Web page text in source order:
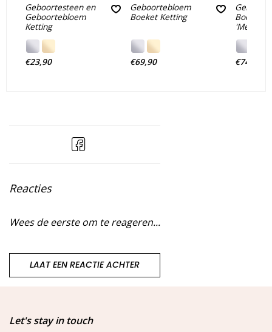
Geboortesteen en
Geboortebloem
Ketting
€23,90
Geboortebloem
Boeket Ketting
€69,90
Boeket
€74,90
Reacties
Wees de eerste om te reageren...
LAAT EEN REACTIE ACHTER
Let's stay in touch